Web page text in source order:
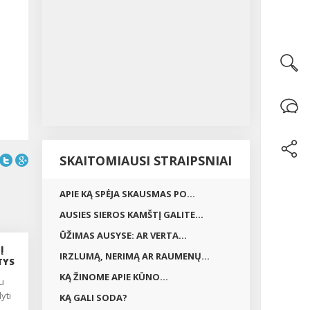
SKAITOMIAUSI STRAIPSNIAI
APIE KĄ SPĖJA SKAUSMAS PO...
AUSIES SIEROS KAMŠTĮ GALITE...
ŪŽIMAS AUSYSE: AR VERTA...
IRZLUMĄ, NERIMĄ AR RAUMENŲ...
KĄ ŽINOME APIE KŪNO...
KĄ GALI SODA?